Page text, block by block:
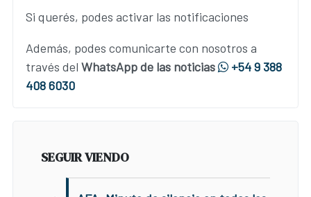
Si querés, podes activar las notificaciones
Además, podes comunicarte con nosotros a
través del WhatsApp de las noticias
+54 9 388
408 6030
SEGUIR VIENDO